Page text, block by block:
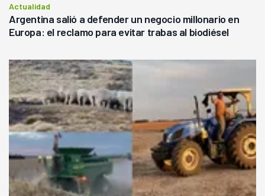
Actualidad
Argentina salió a defender un negocio millonario en
Europa: el reclamo para evitar trabas al biodiésel